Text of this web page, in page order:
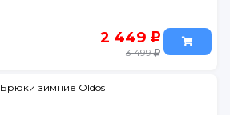
2 449
3 499
Брюки зимние Oldos